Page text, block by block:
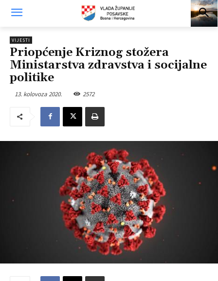
VIJESTI
Priopćenje Kriznog stožera
Ministarstva zdravstva i socijalne
politike
13. kolovoza 2020. 2572